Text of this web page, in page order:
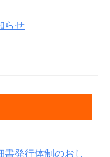
らせ
書発⾏体制のおし